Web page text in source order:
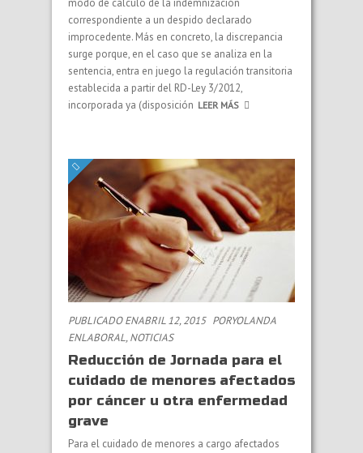
modo de cálculo de la indemnización
correspondiente a un despido declarado
improcedente. Más en concreto, la discrepancia
surge porque, en el caso que se analiza en la
sentencia, entra en juego la regulación transitoria
establecida a partir del RD-Ley 3/2012,
incorporada ya (disposición LEER MÁS
PUBLICADO ENABRIL 12, 2015 PORYOLANDA
ENLABORAL,NOTICIAS
Reducción de Jornada para el
cuidado de menores afectados
por cáncer u otra enfermedad
grave
Para el cuidado de menores a cargo afectados